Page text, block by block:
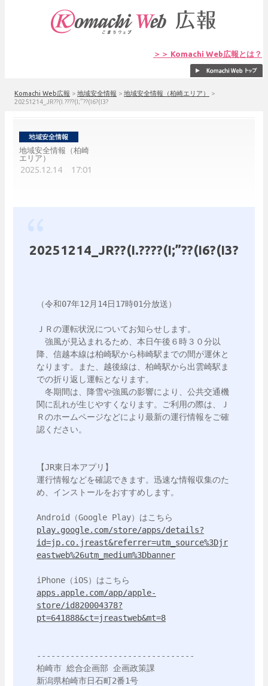
＞＞ Komachi Web広報とは？
Komachi Web広報 > 地域安全情報 > 地域安全情報（柏崎エリア）
>
20251214_JR??(I.????(I;”??(I6?(I3?
地域安全情報（柏崎
エリア）
2025.12.14 17:01
20251214_JR??(I.????(I;”??(I6?(I3?
（令和07年12月14日17時01分放送）
ＪＲの運転状況についてお知らせします。
強風が見込まれるため、本日午後６時３０分以
降、信越本線は柏崎駅から柿崎駅までの間が運休と
なります。また、越後線は、柏崎駅から出雲崎駅ま
での折り返し運転となります。
冬期間は、降雪や強風の影響により、公共交通機
関に乱れが生じやすくなります。ご利用の際は、Ｊ
Ｒのホームページなどにより最新の運行情報をご確
認ください。
【JR東日本アプリ】
運行情報などを確認できます。迅速な情報収集のた
め、インストールをおすすめします。
play.google.com/store/apps/details?
id=jp.co.jreast&referrer=utm_source%3Djr
eastweb%26utm_medium%3Dbanner
apps.apple.com/app/apple-
store/id820004378?
pt=641888&ct=jreastweb&mt=8
---------------------------------
柏崎市 総合企画部 企画政策課
新潟県柏崎市日石町2番1号